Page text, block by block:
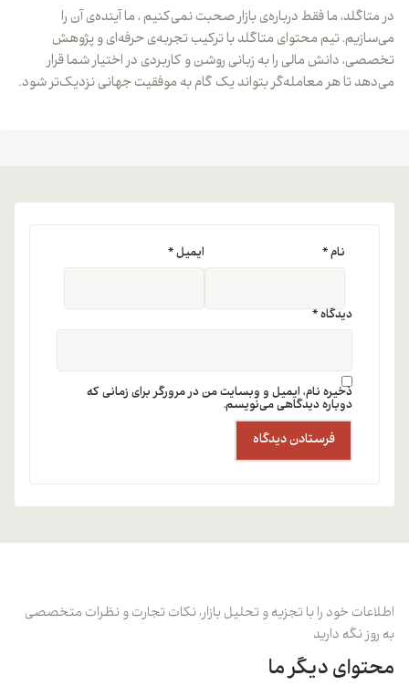
در متاگلد، ما فقط درباره‌ی بازار صحبت نمی‌کنیم ، ما آینده‌ی آن را
می‌سازیم. تیم محتوای متاگلد با ترکیب تجربه‌ی حرفه‌ای و پژوهش
تخصصی، دانش مالی را به زبانی روشن و کاربردی در اختیار شما قرار
می‌دهد تا هر معامله‌گر بتواند یک گام به موفقیت جهانی نزدیک‌تر شود.
دیدگاه*
نام* ایمیل*
ذخیره نام، ایمیل و وبسایت من در مرورگر برای زمانی که
دوباره دیدگاهی می‌نویسم.
اطلاعات خود را با تجزیه و تحلیل بازار، نکات تجارت و نظرات متخصصی
به روز نگه دارید
محتوای دیگر ما